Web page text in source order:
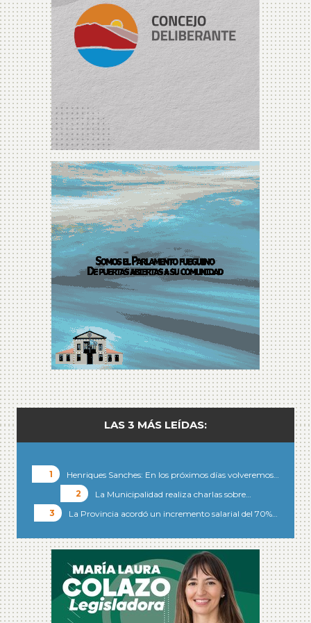
LAS 3 MÁS LEÍDAS:
Henriques Sanches: En los próximos días volveremos…
La Municipalidad realiza charlas sobre…
La Provincia acordó un incremento salarial del 70%…